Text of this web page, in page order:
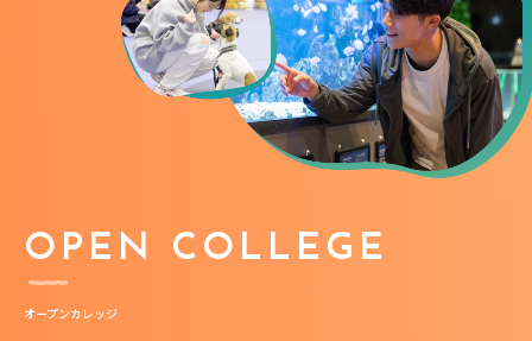
OPEN COLLEGE
オープンカレッジ